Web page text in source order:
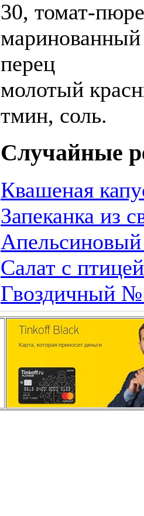
30, томат-
перец
молотый
тмин, соль.
Случайные
Квашеная
Запеканка из
Салат с
Гвоздичный